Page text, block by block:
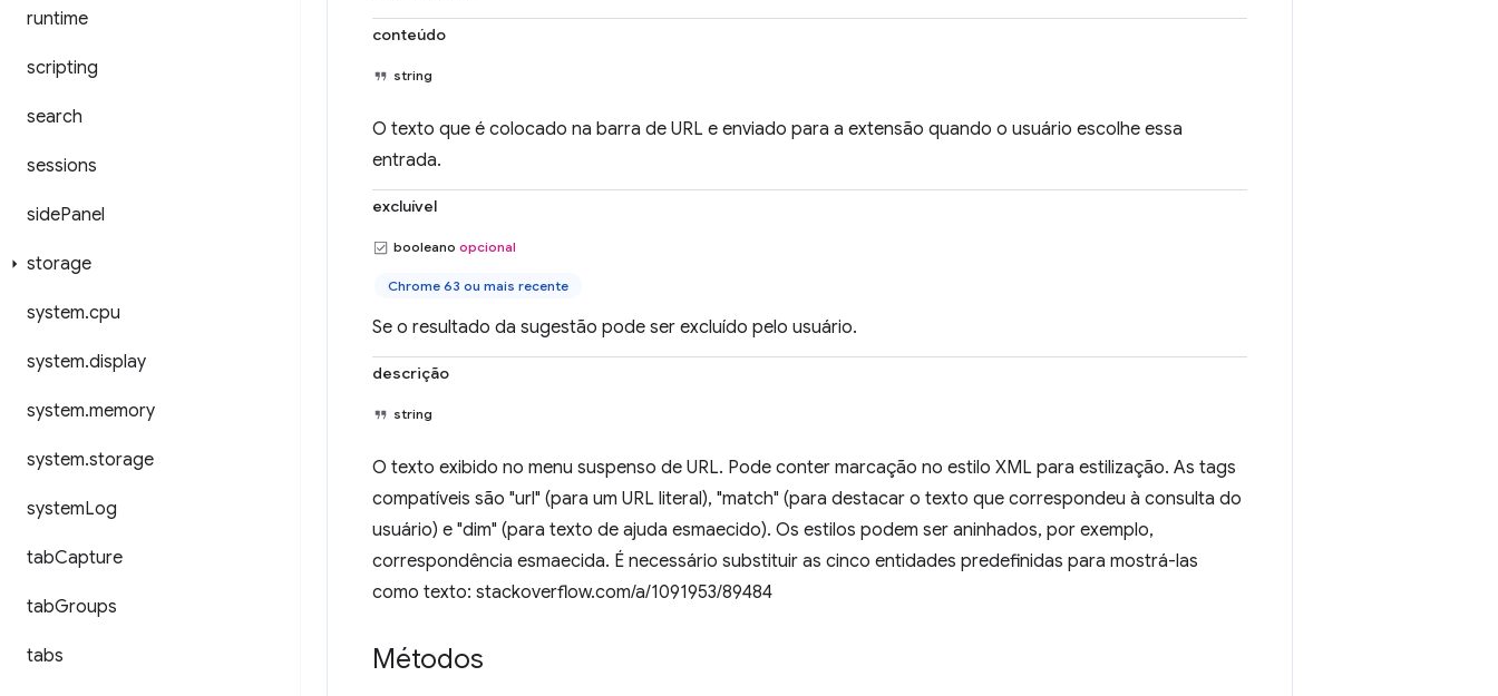
runtime
scripting
search
sessions
sidePanel
storage
system.cpu
system.display
system.memory
system.storage
systemLog
tabCapture
tabGroups
tabs
conteúdo
string
O texto que é colocado na barra de URL e enviado para a extensão quando o usuário escolhe essa
entrada.
excluível
booleano opcional
Chrome 63 ou mais recente
Se o resultado da sugestão pode ser excluído pelo usuário.
descrição
string
O texto exibido no menu suspenso de URL. Pode conter marcação no estilo XML para estilização. As tags
compatíveis são "url" (para um URL literal), "match" (para destacar o texto que correspondeu à consulta do
usuário) e "dim" (para texto de ajuda esmaecido). Os estilos podem ser aninhados, por exemplo,
correspondência esmaecida. É necessário substituir as cinco entidades predefinidas para mostrá-las
como texto: stackoverflow.com/a/1091953/89484
Métodos